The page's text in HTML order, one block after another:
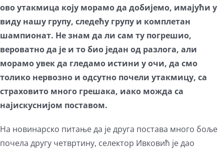
ово утакмица коју морамо да добијемо, имајући у
виду нашу групу, следећу групу и комплетан
шампионат. Не знам да ли сам ту погрешио,
вероватно да је и то био један од разлога, али
морамо увек да гледамо истини у очи, да смо
толико нервозно и одсутно почели утакмицу, са
страховито много грешака, иако можда са
најискуснијом поставом.
На новинарско питање да је друга постава много боље
почела другу четвртину, селектор Ивковић је дао